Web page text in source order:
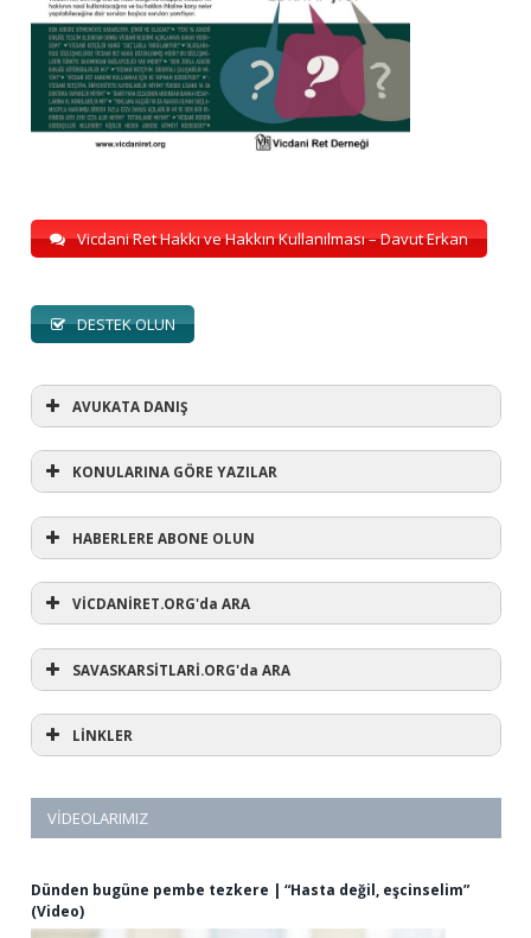
Vicdani Ret Hakkı ve Hakkın Kullanılması – Davut Erkan
DESTEK OLUN
AVUKATA DANIŞ
AVUKATA DANIŞ
KONULARINA GÖRE YAZILAR
KONULARINA GÖRE YAZILAR
#refusewar(1)
'dur' ihtarı(3)
1 aralık(11)
1 eylül (12)
1. Dünya Savaşı(5)
12 eylül (3)
12 mart(1)
28 şubat(2)
318(59)
HABERLERE ABONE OLUN
VİCDANİRET.ORG'da ARA
SAVASKARSİTLARİ.ORG'da ARA
LİNKLER
VİDEOLARIMIZ
Dünden bugüne pembe tezkere | “Hasta değil, eşcinselim”
(Video)